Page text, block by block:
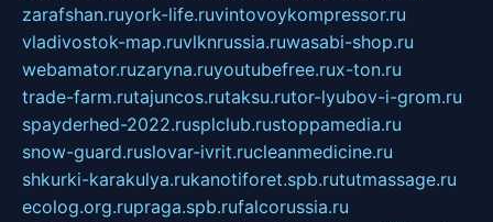
zarafshan.ruyork-life.ruvintovoykompressor.ru
vladivostok-map.ruvlknrussia.ruwasabi-shop.ru
webamator.ruzaryna.ruyoutubefree.rux-ton.ru
trade-farm.rutajuncos.rutaksu.rutor-lyubov-i-grom.ru
spayderhed-2022.rusplclub.rustoppamedia.ru
snow-guard.ruslovar-ivrit.rucleanmedicine.ru
shkurki-karakulya.rukanotiforet.spb.rututmassage.ru
ecolog.org.rupraga.spb.rufalcorussia.ru